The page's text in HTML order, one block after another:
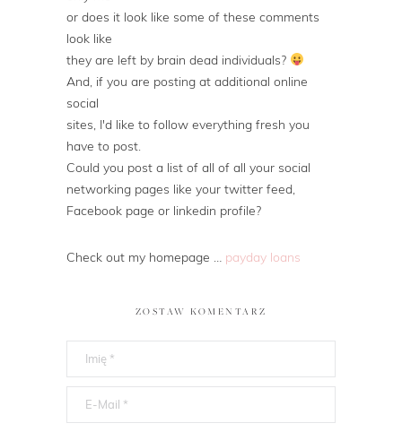
or does it look like some of these comments
look like
they are left by brain dead individuals?
And, if you are posting at additional online
social
sites, I'd like to follow everything fresh you
have to post.
Could you post a list of all of all your social
networking pages like your twitter feed,
Facebook page or linkedin profile?
Check out my homepage … payday loans
ZOSTAW KOMENTARZ